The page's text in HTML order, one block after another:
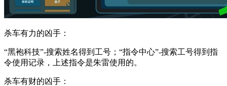
杀车有力的凶手：
“黑袍科技”-搜索姓名得到工号；“指令中心”-搜索工号得到指
令使用记录，上述指令是朱雷使用的。
杀车有财的凶手：